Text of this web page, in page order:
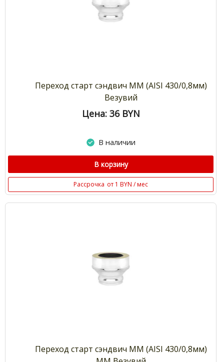
Переход старт сэндвич ММ (AISI 430/0,8мм)
Везувий
Цена: 36 BYN
В наличии
В корзину
Рассрочка от 1 BYN / мес
Переход старт сэндвич ММ (AISI 430/0,8мм)